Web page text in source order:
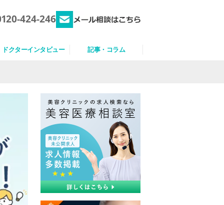
424-246
ドクターインタビュー 記事・コラム